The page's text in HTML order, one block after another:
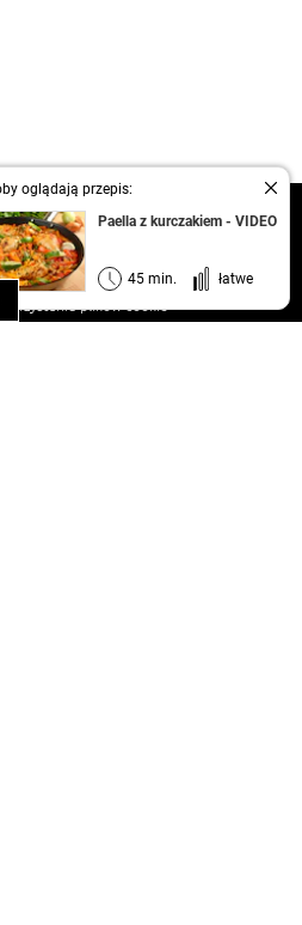
oglądają przepis:
Paella z kurczakiem - VIDEO
45 min. łatwe
kontakt
regulamin
o prywatności
plików cookie